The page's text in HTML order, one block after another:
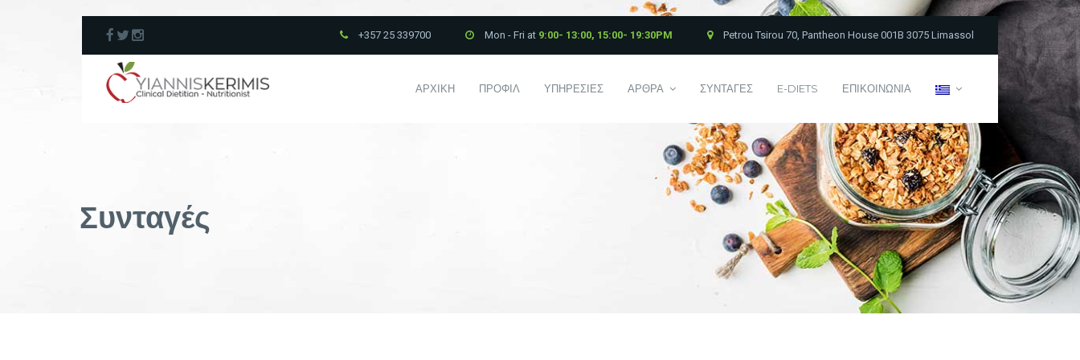
+357 25 339700 Mon - Fri at 9:00- 13:00, 15:00- 19:30PM Petrou Tsirou 70, Pantheon House 001B 3075 Limassol
ΑΡΧΙΚΗ ΠΡΟΦΙΛ ΥΠΗΡΕΣΙΕΣ ΑΡΘΡΑ ΣΥΝΤΑΓΕΣ E-DIETS ΕΠΙΚΟΙΝΩΝΙΑ
Συνταγές